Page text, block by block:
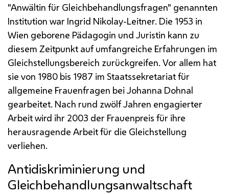
"Anwältin für Gleichbehandlungsfragen" genannten
Institution war Ingrid Nikolay-Leitner. Die 1953 in
Wien geborene Pädagogin und Juristin kann zu
diesem Zeitpunkt auf umfangreiche Erfahrungen im
Gleichstellungsbereich zurückgreifen. Vor allem hat
sie von 1980 bis 1987 im Staatssekretariat für
allgemeine Frauenfragen bei Johanna Dohnal
gearbeitet. Nach rund zwölf Jahren engagierter
Arbeit wird ihr 2003 der Frauenpreis für ihre
herausragende Arbeit für die Gleichstellung
verliehen.
Antidiskriminierung und
Gleichbehandlungsanwaltschaft